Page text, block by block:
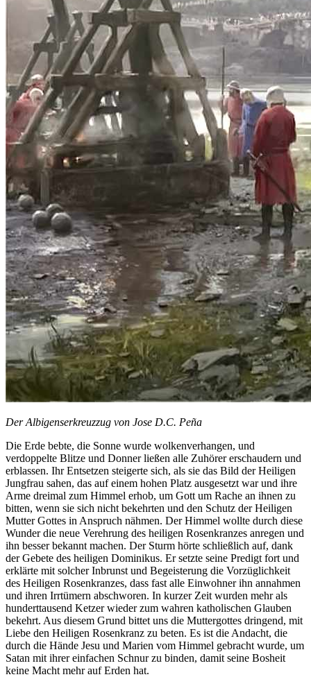
Der Albigenserkreuzzug von Jose D.C. Peña
Die Erde bebte, die Sonne wurde wolkenverhangen, und
verdoppelte Blitze und Donner ließen alle Zuhörer erschaudern und
erblassen. Ihr Entsetzen steigerte sich, als sie das Bild der Heiligen
Jungfrau sahen, das auf einem hohen Platz ausgesetzt war und ihre
Arme dreimal zum Himmel erhob, um Gott um Rache an ihnen zu
bitten, wenn sie sich nicht bekehrten und den Schutz der Heiligen
Mutter Gottes in Anspruch nähmen. Der Himmel wollte durch diese
Wunder die neue Verehrung des heiligen Rosenkranzes anregen und
ihn besser bekannt machen. Der Sturm hörte schließlich auf, dank
der Gebete des heiligen Dominikus. Er setzte seine Predigt fort und
erklärte mit solcher Inbrunst und Begeisterung die Vorzüglichkeit
des Heiligen Rosenkranzes, dass fast alle Einwohner ihn annahmen
und ihren Irrtümern abschworen. In kurzer Zeit wurden mehr als
hunderttausend Ketzer wieder zum wahren katholischen Glauben
bekehrt. Aus diesem Grund bittet uns die Muttergottes dringend, mit
Liebe den Heiligen Rosenkranz zu beten. Es ist die Andacht, die
durch die Hände Jesu und Marien vom Himmel gebracht wurde, um
Satan mit ihrer einfachen Schnur zu binden, damit seine Bosheit
keine Macht mehr auf Erden hat.